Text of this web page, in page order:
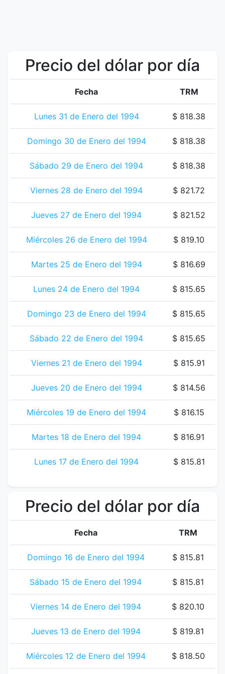
Precio del dólar por día
Fecha TRM
Lunes 31 de Enero del 1994 $ 818.38
Domingo 30 de Enero del 1994 $ 818.38
Sábado 29 de Enero del 1994 $ 818.38
Viernes 28 de Enero del 1994 $ 821.72
Jueves 27 de Enero del 1994 $ 821.52
Miércoles 26 de Enero del 1994 $ 819.10
Martes 25 de Enero del 1994 $ 816.69
Lunes 24 de Enero del 1994 $ 815.65
Domingo 23 de Enero del 1994 $ 815.65
Sábado 22 de Enero del 1994 $ 815.65
Viernes 21 de Enero del 1994 $ 815.91
Jueves 20 de Enero del 1994 $ 814.56
Miércoles 19 de Enero del 1994 $ 816.15
Martes 18 de Enero del 1994 $ 816.91
Lunes 17 de Enero del 1994 $ 815.81
Precio del dólar por día
Fecha TRM
Domingo 16 de Enero del 1994 $ 815.81
Sábado 15 de Enero del 1994 $ 815.81
Viernes 14 de Enero del 1994 $ 820.10
Jueves 13 de Enero del 1994 $ 819.81
Miércoles 12 de Enero del 1994 $ 818.50